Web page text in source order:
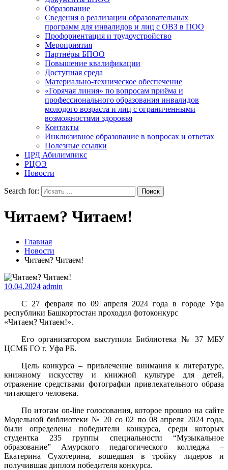
Образование
Сведения о реализации образовательных
программ для инвалидов и лиц с ОВЗ в ПОО
Профориентация и трудоустройство
Мероприятия
Партнёры БПОО
Повышение квалификации
Доступная среда
Материально-техническое обеспечение
«Горячая линия» по вопросам приёма и
профессионального образования инвалидов
молодого возраста и лиц с ограниченными
возможностями здоровья
Контакты
Инклюзивное образование в вопросах и ответах
Полезные ссылки
ЦРД Абилимпикс
РЦОЭ
Новости
Search for:
Читаем? Читаем!
Главная
Новости
Читаем? Читаем!
10.04.2024 admin
С 27 февраля по 09 апреля 2024 года в городе Уфа
республики Башкортостан проходил фотоконкурс
«Читаем? Читаем!».
Его организатором выступила Библиотека № 37 МБУ
ЦСМБ ГО г. Уфа РБ.
Цель конкурса – привлечение внимания к литературе,
книжному искусству и книжной культуре для детей,
отражение средствами фотографии привлекательного образа
читающего человека.
По итогам on-line голосования, которое прошло на сайте
Модельной библиотеки № 20 со 02 по 08 апреля 2024 года,
были определены победители конкурса, среди которых
студентка 235 группы специальности “Музыкальное
образование” Амурского педагогического колледжа –
Екатерина Сухотерина, вошедшая в тройку лидеров и
получившая диплом победителя конкурса.